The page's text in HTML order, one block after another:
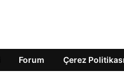
Forum Çerez Politikası